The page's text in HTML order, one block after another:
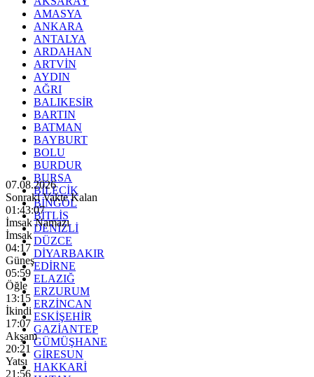
AMASYA
ANKARA
ANTALYA
ARDAHAN
ARTVİN
AYDIN
AĞRI
BALIKESİR
BARTIN
BATMAN
BAYBURT
BOLU
BURDUR
BURSA
BİLECİK
BİNGÖL
BİTLİS
DENİZLİ
DÜZCE
DİYARBAKIR
EDİRNE
ELAZIĞ
ERZURUM
ERZİNCAN
ESKİŞEHİR
GAZİANTEP
GÜMÜŞHANE
GİRESUN
HAKKARİ
07.08.2026
Sonraki Vakte Kalan
01:43:05
İmsak Namazı
İmsak
04:17
Güneş
05:59
Öğle
13:15
İkindi
17:07
Akşam
20:21
Yatsı
21:56